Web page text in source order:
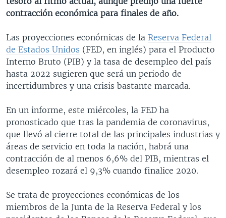
NOTA ECONÓMICA
Idiomas
contracción económica para finales de año.
Las proyecciones económicas de la Reserva Federal
de Estados Unidos (FED, en inglés) para el Producto
Interno Bruto (PIB) y la tasa de desempleo del país
hasta 2022 sugieren que será un periodo de
incertidumbres y una crisis bastante marcada.
En un informe, este miércoles, la FED ha
pronosticado que tras la pandemia de coronavirus,
que llevó al cierre total de las principales industrias y
áreas de servicio en toda la nación, habrá una
contracción de al menos 6,6% del PIB, mientras el
desempleo rozará el 9,3% cuando finalice 2020.
Se trata de proyecciones económicas de los
miembros de la Junta de la Reserva Federal y los